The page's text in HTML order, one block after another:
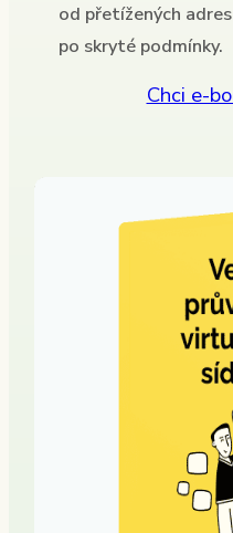
od přetížených
po skryté podmínky.
Chci e-